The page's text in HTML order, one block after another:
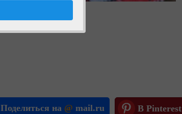
Поделиться на @ mail.ru В Pinterest